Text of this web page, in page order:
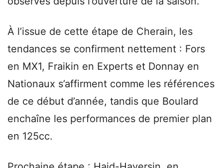
À l’issue de cette étape de Cherain, les
tendances se confirment nettement : Fors
en MX1, Fraikin en Experts et Donnay en
Nationaux s’affirment comme les références
de ce début d’année, tandis que Boulard
enchaîne les performances de premier plan
en 125cc.